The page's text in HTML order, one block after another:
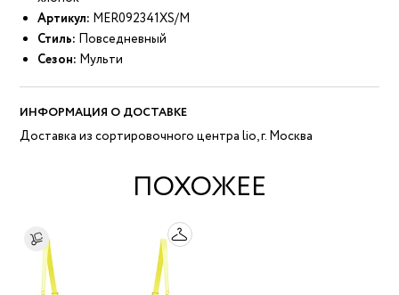
Артикул: MER092341XS/M
Стиль: Повседневный
Сезон: Мульти
ИНФОРМАЦИЯ О ДОСТАВКЕ
Доставка из сортировочного центра lio, г. Москва
ПОХОЖЕЕ